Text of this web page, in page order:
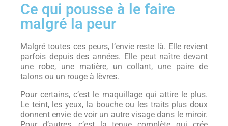
Ce qui pousse à le faire
malgré la peur
Malgré toutes ces peurs, l’envie reste là. Elle revient
parfois depuis des années. Elle peut naître devant
une robe, une matière, un collant, une paire de
talons ou un rouge à lèvres.
Pour certains, c’est le maquillage qui attire le plus.
Le teint, les yeux, la bouche ou les traits plus doux
donnent envie de voir un autre visage dans le miroir.